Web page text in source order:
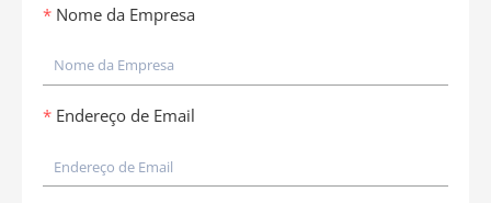
Nome da Empresa
Endereço de Email